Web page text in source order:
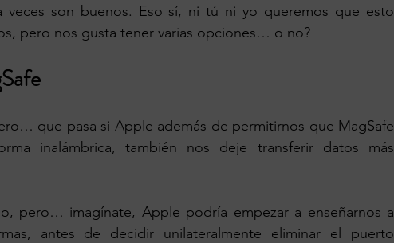
veces son buenos. Eso sí, ni tú ni yo queremos que esto
pero nos gusta tener varias opciones… o no?
que pasa si Apple además de permitirnos que MagSafe
inalámbrica, también nos deje transferir datos más
pero… imagínate, Apple podría empezar a enseñarnos a
antes de decidir unilateralmente eliminar el puerto